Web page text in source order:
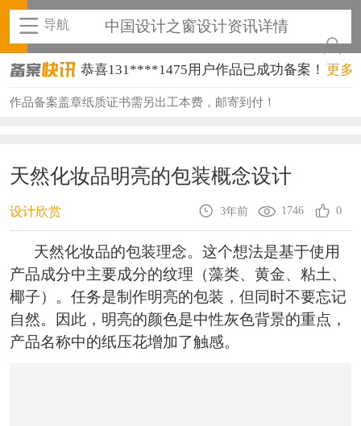
导航 中国设计之窗设计资讯详情
恭喜131****1475用户作品已成功备案！
恭喜133****8874用户作品已成功备案！
恭喜133****9020用户作品已成功备案！
恭喜136****9807用户作品已成功备案！
恭喜159****4930用户作品已成功备案！
恭喜150****6483用户作品已成功备案！
恭喜131****2473用户作品已成功备案！
恭喜159****4201用户作品已成功备案！
更多
作品备案盖章纸质证书需另出工本费，邮寄到付！
天然化妆品明亮的包装概念设计
设计欣赏 3年前 1746 0
天然化妆品的包装理念。这个想法是基于使用
产品成分中主要成分的纹理（藻类、黄金、粘土、
椰子）。任务是制作明亮的包装，但同时不要忘记
自然。因此，明亮的颜色是中性灰色背景的重点，
产品名称中的纸压花增加了触感。